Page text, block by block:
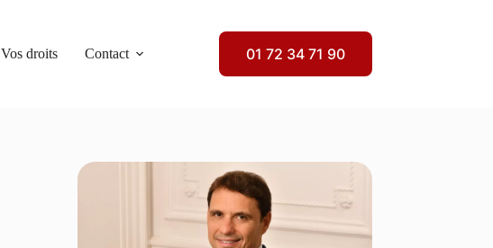
Vos droits Contact 01 72 34 71 90